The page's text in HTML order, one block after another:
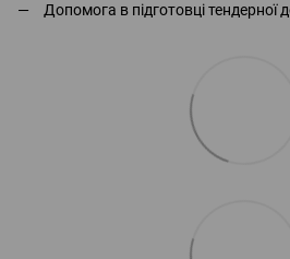
Допомога в підготовці тендерної